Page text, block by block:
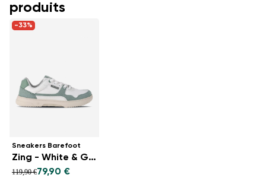
produits
-33%
Sneakers Barefoot
Zing - White & Green
119,90 €79,90 €